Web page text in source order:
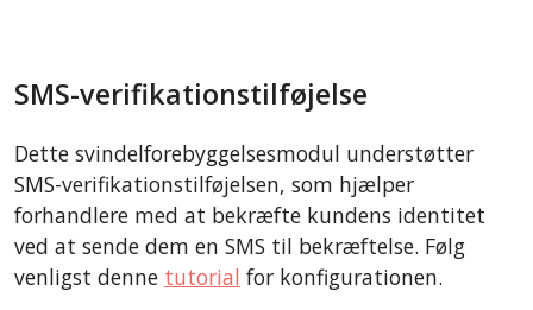
SMS-verifikationstilføjelse
Dette svindelforebyggelsesmodul understøtter
SMS-verifikationstilføjelsen, som hjælper
forhandlere med at bekræfte kundens identitet
ved at sende dem en SMS til bekræftelse. Følg
venligst denne tutorial for konfigurationen.